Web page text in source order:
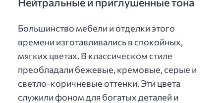
Большинство мебели и отделки этого
времени изготавливались в спокойных,
мягких цветах. В классическом стиле
преобладали бежевые, кремовые, серые и
светло-коричневые оттенки. Эти цвета
служили фоном для богатых деталей и